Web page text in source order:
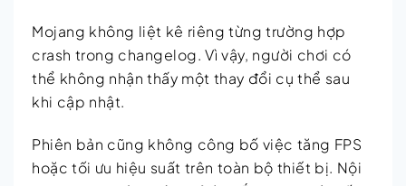
Mojang không liệt kê riêng từng trường hợp
crash trong changelog. Vì vậy, người chơi có
thể không nhận thấy một thay đổi cụ thể sau
khi cập nhật.
Phiên bản cũng không công bố việc tăng FPS
hoặc tối ưu hiệu suất trên toàn bộ thiết bị. Nội